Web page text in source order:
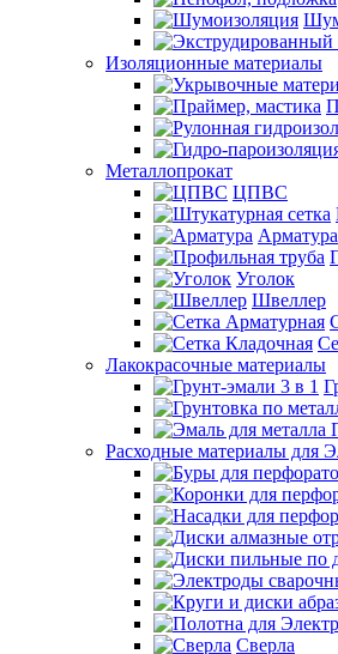
Изоляционные материалы
Металлопрокат
ЦПВС
Арматура
Уголок
Швеллер
Лакокрасочные материалы
Расходные материалы для
Сверла